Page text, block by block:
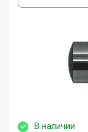
В наличии